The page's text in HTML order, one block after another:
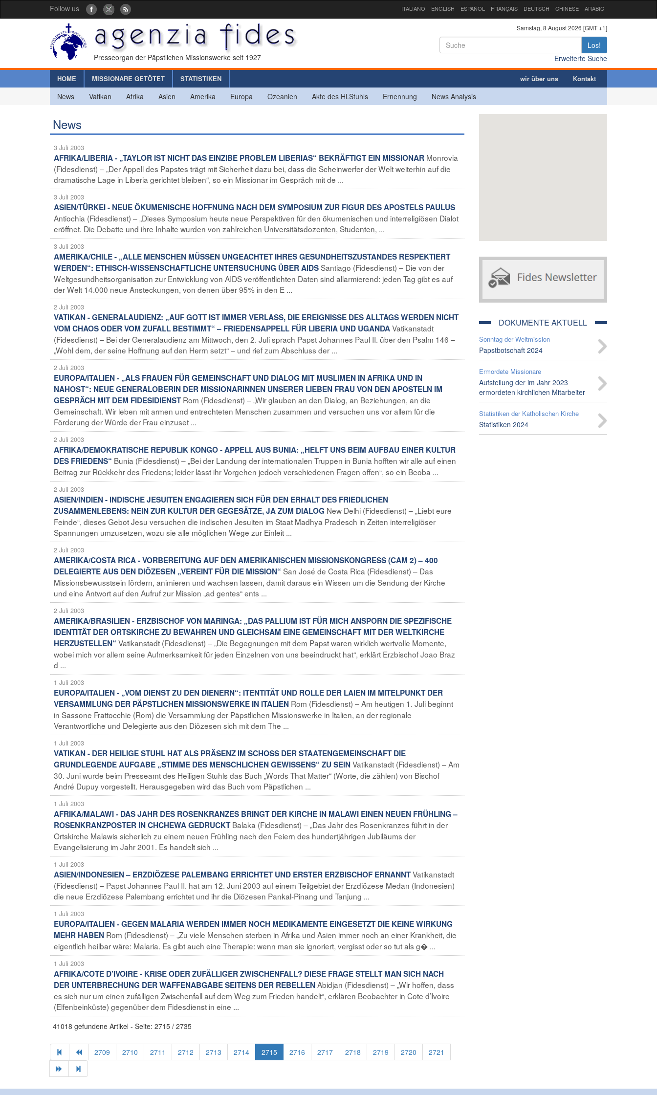
Follow us ITALIANO ENGLISH ESPAÑOL FRANÇAIS DEUTSCH CHINESE ARABIC
Presseorgan der Päpstlichen Missionswerke seit 1927
Samstag, 8 August 2026 [GMT +1]
Los!
Erweiterte Suche
HOME MISSIONARE GETÖTET STATISTIKEN wir über uns Kontakt
News Vatikan Afrika Asien Amerika Europa Ozeanien Akte des Hl.Stuhls Ernennung News Analysis
News
3 Juli 2003
AFRIKA/LIBERIA - „TAYLOR IST NICHT DAS EINZIBE PROBLEM LIBERIAS“ BEKRÄFTIGT EIN MISSIONAR Monrovia
(Fidesdienst) – „Der Appell des Papstes trägt mit Sicherheit dazu bei, dass die Scheinwerfer der Welt weiterhin auf die
dramatische Lage in Liberia gerichtet bleiben“, so ein Missionar im Gespräch mit de ...
3 Juli 2003
ASIEN/TÜRKEI - NEUE ÖKUMENISCHE HOFFNUNG NACH DEM SYMPOSIUM ZUR FIGUR DES APOSTELS PAULUS
Antiochia (Fidesdienst) – „Dieses Symposium heute neue Perspektiven für den ökumenischen und interreligiösen Dialot
eröffnet. Die Debatte und ihre Inhalte wurden von zahlreichen Universitätsdozenten, Studenten, ...
3 Juli 2003
AMERIKA/CHILE - „ALLE MENSCHEN MÜSSEN UNGEACHTET IHRES GESUNDHEITSZUSTANDES RESPEKTIERT
WERDEN“: ETHISCH-WISSENSCHAFTLICHE UNTERSUCHUNG ÜBER AIDSSantiago (Fidesdienst) – Die von der
Weltgesundheitsorganisation zur Entwicklung von AIDS veröffentlichten Daten sind allarmierend: jeden Tag gibt es auf
der Welt 14.000 neue Ansteckungen, von denen über 95% in den E ...
2 Juli 2003
VATIKAN - GENERALAUDIENZ: „AUF GOTT IST IMMER VERLASS, DIE EREIGNISSE DES ALLTAGS WERDEN NICHT
VOM CHAOS ODER VOM ZUFALL BESTIMMT“ – FRIEDENSAPPELL FÜR LIBERIA UND UGANDAVatikanstadt
(Fidesdienst) – Bei der Generalaudienz am Mittwoch, den 2. Juli sprach Papst Johannes Paul II. über den Psalm 146 –
„Wohl dem, der seine Hoffnung auf den Herrn setzt“ – und rief zum Abschluss der ...
2 Juli 2003
EUROPA/ITALIEN - „ALS FRAUEN FÜR GEMEINSCHAFT UND DIALOG MIT MUSLIMEN IN AFRIKA UND IN
NAHOST“: NEUE GENERALOBERIN DER MISSIONARINNEN UNSERER LIEBEN FRAU VON DEN APOSTELN IM
GESPRÄCH MIT DEM FIDESIDIENST Rom (Fidesdienst) – „Wir glauben an den Dialog, an Beziehungen, an die
Gemeinschaft. Wir leben mit armen und entrechteten Menschen zusammen und versuchen uns vor allem für die
Förderung der Würde der Frau einzuset ...
2 Juli 2003
AFRIKA/DEMOKRATISCHE REPUBLIK KONGO - APPELL AUS BUNIA: „HELFT UNS BEIM AUFBAU EINER KULTUR
DES FRIEDENS“ Bunia (Fidesdienst) – „Bei der Landung der internationalen Truppen in Bunia hofften wir alle auf einen
Beitrag zur Rückkehr des Friedens; leider lässt ihr Vorgehen jedoch verschiedenen Fragen offen“, so ein Beoba ...
2 Juli 2003
ASIEN/INDIEN - INDISCHE JESUITEN ENGAGIEREN SICH FÜR DEN ERHALT DES FRIEDLICHEN
ZUSAMMENLEBENS: NEIN ZUR KULTUR DER GEGESÄTZE, JA ZUM DIALOG New Delhi (Fidesdienst) – „Liebt eure
Feinde“, dieses Gebot Jesu versuchen die indischen Jesuiten im Staat Madhya Pradesch in Zeiten interreligiöser
Spannungen umzusetzen, wozu sie alle möglichen Wege zur Einleit ...
2 Juli 2003
AMERIKA/COSTA RICA - VORBEREITUNG AUF DEN AMERIKANISCHEN MISSIONSKONGRESS (CAM 2) – 400
DELEGIERTE AUS DEN DIÖZESEN „VEREINT FÜR DIE MISSION“ San José de Costa Rica (Fidesdienst) – Das
Missionsbewusstsein fördern, animieren und wachsen lassen, damit daraus ein Wissen um die Sendung der Kirche
und eine Antwort auf den Aufruf zur Mission „ad gentes“ ents ...
2 Juli 2003
AMERIKA/BRASILIEN - ERZBISCHOF VON MARINGA: „DAS PALLIUM IST FÜR MICH ANSPORN DIE SPEZIFISCHE
IDENTITÄT DER ORTSKIRCHE ZU BEWAHREN UND GLEICHSAM EINE GEMEINSCHAFT MIT DER WELTKIRCHE
HERZUSTELLEN“ Vatikanstadt (Fidesdienst) – „Die Begegnungen mit dem Papst waren wirklich wertvolle Momente,
wobei mich vor allem seine Aufmerksamkeit für jeden Einzelnen von uns beeindruckt hat“, erklärt Erzbischof Joao Braz
d ...
1 Juli 2003
EUROPA/ITALIEN - „VOM DIENST ZU DEN DIENERN“: ITENTITÄT UND ROLLE DER LAIEN IM MITELPUNKT DER
VERSAMMLUNG DER PÄPSTLICHEN MISSIONSWERKE IN ITALIEN Rom (Fidesdienst) – Am heutigen 1. Juli beginnt
in Sassone Frattocchie (Rom) die Versammlung der Päpstlichen Missionswerke in Italien, an der regionale
Verantwortliche und Delegierte aus den Diözesen sich mit dem The ...
1 Juli 2003
VATIKAN - DER HEILIGE STUHL HAT ALS PRÄSENZ IM SCHOSS DER STAATENGEMEINSCHAFT DIE
GRUNDLEGENDE AUFGABE „STIMME DES MENSCHLICHEN GEWISSENS“ ZU SEINVatikanstadt (Fidesdienst) – Am
30. Juni wurde beim Presseamt des Heiligen Stuhls das Buch „Words That Matter“ (Worte, die zählen) von Bischof
André Dupuy vorgestellt. Herausgegeben wird das Buch vom Päpstlichen ...
1 Juli 2003
AFRIKA/MALAWI - DAS JAHR DES ROSENKRANZES BRINGT DER KIRCHE IN MALAWI EINEN NEUEN FRÜHLING –
ROSENKRANZPOSTER IN CHCHEWA GEDRUCKT Balaka (Fidesdienst) – „Das Jahr des Rosenkranzes führt in der
Ortskirche Malawis sicherlich zu einem neuen Frühling nach den Feiern des hundertjährigen Jubiläums der
Evangelisierung im Jahr 2001. Es handelt sich ...
1 Juli 2003
ASIEN/INDONESIEN – ERZDIÖZESE PALEMBANG ERRICHTET UND ERSTER ERZBISCHOF ERNANNTVatikanstadt
(Fidesdienst) – Papst Johannes Paul II. hat am 12. Juni 2003 auf einem Teilgebiet der Erzdiözese Medan (Indonesien)
die neue Erzdiözese Palembang errichtet und ihr die Diözesen Pankal-Pinang und Tanjung ...
1 Juli 2003
EUROPA/ITALIEN - GEGEN MALARIA WERDEN IMMER NOCH MEDIKAMENTE EINGESETZT DIE KEINE WIRKUNG
MEHR HABEN Rom (Fidesdienst) – „Zu viele Menschen sterben in Afrika und Asien immer noch an einer Krankheit, die
eigentlich heilbar wäre: Malaria. Es gibt auch eine Therapie: wenn man sie ignoriert, vergisst oder so tut als g� ...
1 Juli 2003
AFRIKA/COTE D’IVOIRE - KRISE ODER ZUFÄLLIGER ZWISCHENFALL? DIESE FRAGE STELLT MAN SICH NACH
DER UNTERBRECHUNG DER WAFFENABGABE SEITENS DER REBELLENAbidjan (Fidesdienst) – „Wir hoffen, dass
es sich nur um einen zufälligen Zwischenfall auf dem Weg zum Frieden handelt“, erklären Beobachter in Cote d’Ivoire
(Elfenbeinküste) gegenüber dem Fidesdienst in eine ...
41018 gefundene Artikel - Seite: 2715 / 2735
2709 2710 2711 2712 2713 2714 2715 2716 2717 2718 2719 2720 2721
DOKUMENTE AKTUELL
Sonntag der Weltmission
Papstbotschaft 2024
Ermordete Missionare
Aufstellung der im Jahr 2023
ermordeten kirchlichen Mitarbeiter
Statistiken der Katholischen Kirche
Statistiken 2024